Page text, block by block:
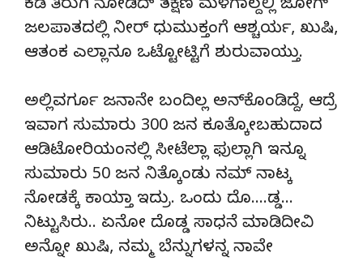
ಕಡೆ ತಿರುಗಿ ನೋಡಿದ್ ತಕ್ಷಣ ಮಳೆಗಾಲ್ದಲ್ಲಿ ಜೋಗ್
ಜಲಪಾತದಲ್ಲಿ ನೀರ್ ಧುಮುಕ್ತಂಗೆ ಆಶ್ಚರ್ಯ, ಖುಷಿ,
ಆತಂಕ ಎಲ್ಲಾನೂ ಒಟ್ಟೋಟ್ಟಿಗೆ ಶುರುವಾಯ್ತು.
ಅಲ್ಲಿವರ್ಗೂ ಜನಾನೇ ಬಂದಿಲ್ಲ ಅನ್‍ಕೊಂಡಿದ್ದೆ, ಆದ್ರೆ
ಇವಾಗ ಸುಮಾರು 300 ಜನ ಕೂತ್ಕೋಬಹುದಾದ
ಆಡಿಟೋರಿಯಂನಲ್ಲಿ ಸೀಟೆಲ್ಲಾ ಫುಲ್ಲಾಗಿ ಇನ್ನೂ
ಸುಮಾರು 50 ಜನ ನಿತ್ಕೊಂಡು ನಮ್ ನಾಟ್ಕ
ನೋಡಕ್ಕೆ ಕಾಯ್ತಾ ಇದ್ರು. ಒಂದು ದೊ….ಡ್ಡ…
ನಿಟ್ಟುಸಿರು.. ಏನೋ ದೊಡ್ಡ ಸಾಧನೆ ಮಾಡಿದೀವಿ
ಅನ್ನೋ ಖುಷಿ, ನಮ್ಮ ಬೆನ್ನುಗಳನ್ನ ನಾವೇ